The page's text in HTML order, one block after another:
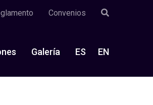
Convenios
Galería ES EN